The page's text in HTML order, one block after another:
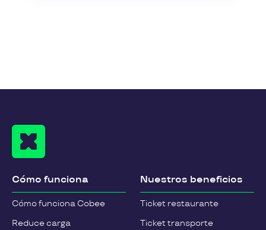
Cómo funciona
Cómo funciona Cobee
Reduce carga
Nuestros beneficios
Ticket restaurante
Ticket transporte